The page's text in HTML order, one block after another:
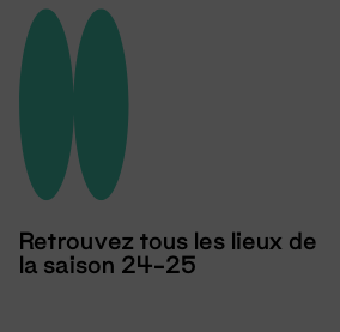
Retrouvez tous les lieux de
la saison 24-25